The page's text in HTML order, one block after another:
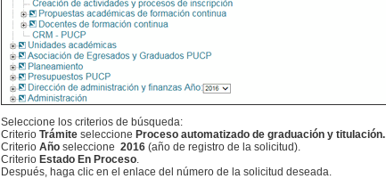
Seleccione los criterios de búsqueda:
Criterio Trámite seleccione Proceso automatizado de graduación y titulación.
Criterio Año seleccione 2016 (año de registro de la solicitud).
Criterio Estado En Proceso.
Después, haga clic en el enlace del número de la solicitud deseada.